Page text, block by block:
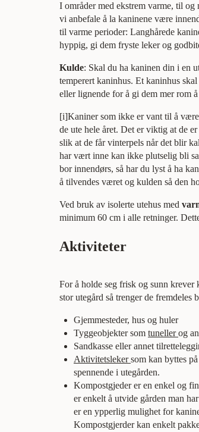
I områder med ekstrem varme, til
vi anbefale å la kaninene være
til varme perioder: Langhårede
hyppig, gi dem fryste leker og
Kulde: Skal du ha kaninen din i en
temperert kaninhus. Et kaninhus
eller lignende for å gi dem mer rom
[i]Kaniner som ikke er vant til å
de ute hele året. Det er viktig at de
slik at de får vinterpels når det blir
har vært inne kan ikke plutselig bli
bor innendørs, så har du lyst å ha
å tilvendes været og kulden så den
Ved bruk av isolerte utehus med
minimum 60 cm i alle retninger.
Aktiviteter
For å holde seg frisk og sunn
stor utegård så trenger de fremdeles
Gjemmesteder, hus og huler
Tyggeobjekter som tuneller og
Sandkasse eller annet
Aktivitetsleker som kan byttes
spennende i utegården.
Kompostgjeder er en enkel og
er enkelt å utvide gården man
er en ypperlig mulighet for
Kompostgjerder kan enkelt